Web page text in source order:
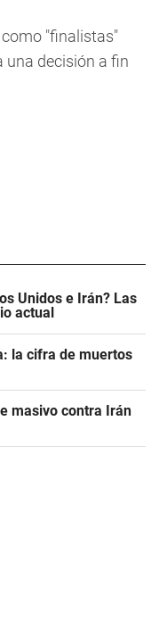
"finalistas"
una decisión a fin
Unidos e Irán? Las
actual
la cifra de muertos
masivo contra Irán